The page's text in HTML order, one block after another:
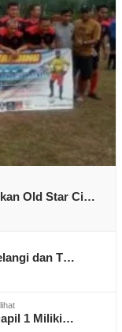
Old Star Ci…
dan T…
1 Miliki…